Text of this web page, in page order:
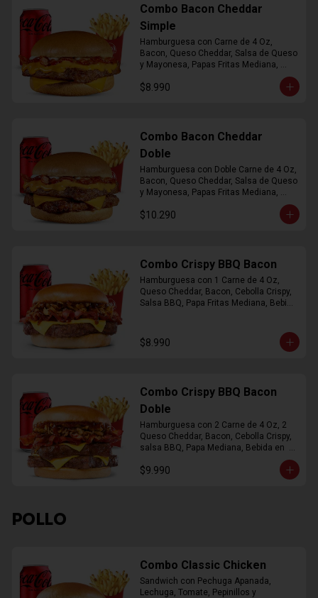
Combo Bacon Cheddar
Simple
Hamburguesa con Carne de 4 Oz,
Bacon, Queso Cheddar, Salsa de Queso
y Mayonesa, Papas Fritas Mediana,
$8.990
Combo Bacon Cheddar
Doble
Hamburguesa con Doble Carne de 4 Oz,
Bacon, Queso Cheddar, Salsa de Queso
y Mayonesa, Papas Fritas Mediana,
$10.290
Combo Crispy BBQ Bacon
Hamburguesa con 1 Carne de 4 Oz,
Queso Cheddar, Bacon, Cebolla Crispy,
Salsa BBQ, Papa Fritas Mediana, Bebida
$8.990
Combo Crispy BBQ Bacon
Doble
Hamburguesa con 2 Carne de 4 Oz, 2
Queso Cheddar, Bacon, Cebolla Crispy,
salsa BBQ, Papa Mediana, Bebida en
$9.990
POLLO
Combo Classic Chicken
Sandwich con Pechuga Apanada,
Lechuga, Tomate, Pepinillos y